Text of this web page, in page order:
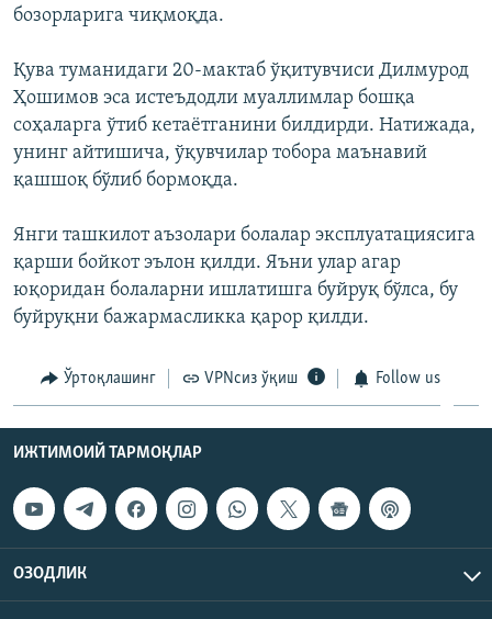
бозорларига чиқмоқда.
Қува туманидаги 20-мактаб ўқитувчиси Дилмурод
Ҳошимов эса истеъдодли муаллимлар бошқа
соҳаларга ўтиб кетаётганини билдирди. Натижада,
унинг айтишича, ўқувчилар тобора маънавий
қашшоқ бўлиб бормоқда.
Янги ташкилот аъзолари болалар эксплуатациясига
қарши бойкот эълон қилди. Яъни улар агар
юқоридан болаларни ишлатишга буйруқ бўлса, бу
буйруқни бажармасликка қарор қилди.
Ўртоқлашинг VPNсиз ўқиш Follow us
ИЖТИМОИЙ ТАРМОҚЛАР
ОЗОДЛИК